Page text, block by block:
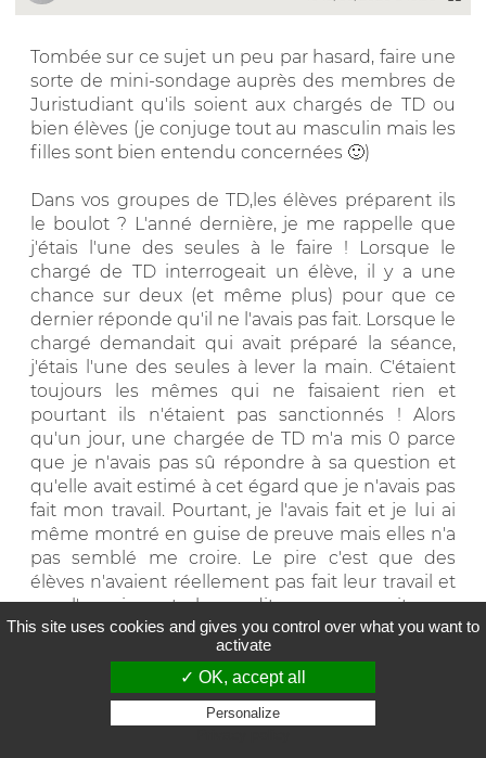
Tombée sur ce sujet un peu par hasard, faire une
sorte de mini-sondage auprès des membres de
Juristudiant qu'ils soient aux chargés de TD ou
bien élèves (je conjuge tout au masculin mais les
filles sont bien entendu concernées 🙂)
Dans vos groupes de TD,les élèves préparent ils
le boulot ? L'anné dernière, je me rappelle que
j'étais l'une des seules à le faire ! Lorsque le
chargé de TD interrogeait un élève, il y a une
chance sur deux (et même plus) pour que ce
dernier réponde qu'il ne l'avais pas fait. Lorsque le
chargé demandait qui avait préparé la séance,
j'étais l'une des seules à lever la main. C'étaient
toujours les mêmes qui ne faisaient rien et
pourtant ils n'étaient pas sanctionnés ! Alors
qu'un jour, une chargée de TD m'a mis 0 parce
que je n'avais pas sû répondre à sa question et
qu'elle avait estimé à cet égard que je n'avais pas
fait mon travail. Pourtant, je l'avais fait et je lui ai
même montré en guise de preuve mais elles n'a
pas semblé me croire. Le pire c'est que des
élèves n'avaient réellement pas fait leur travail et
que l'enseignante leur a dit que ca passait pour
cette fois.
J'ai trouvé cette situation vraiment injuste mais je
n'ai bien entendu rien dit !
This site uses cookies and gives you control over what you want to
activate
✓ OK, accept all
Personalize